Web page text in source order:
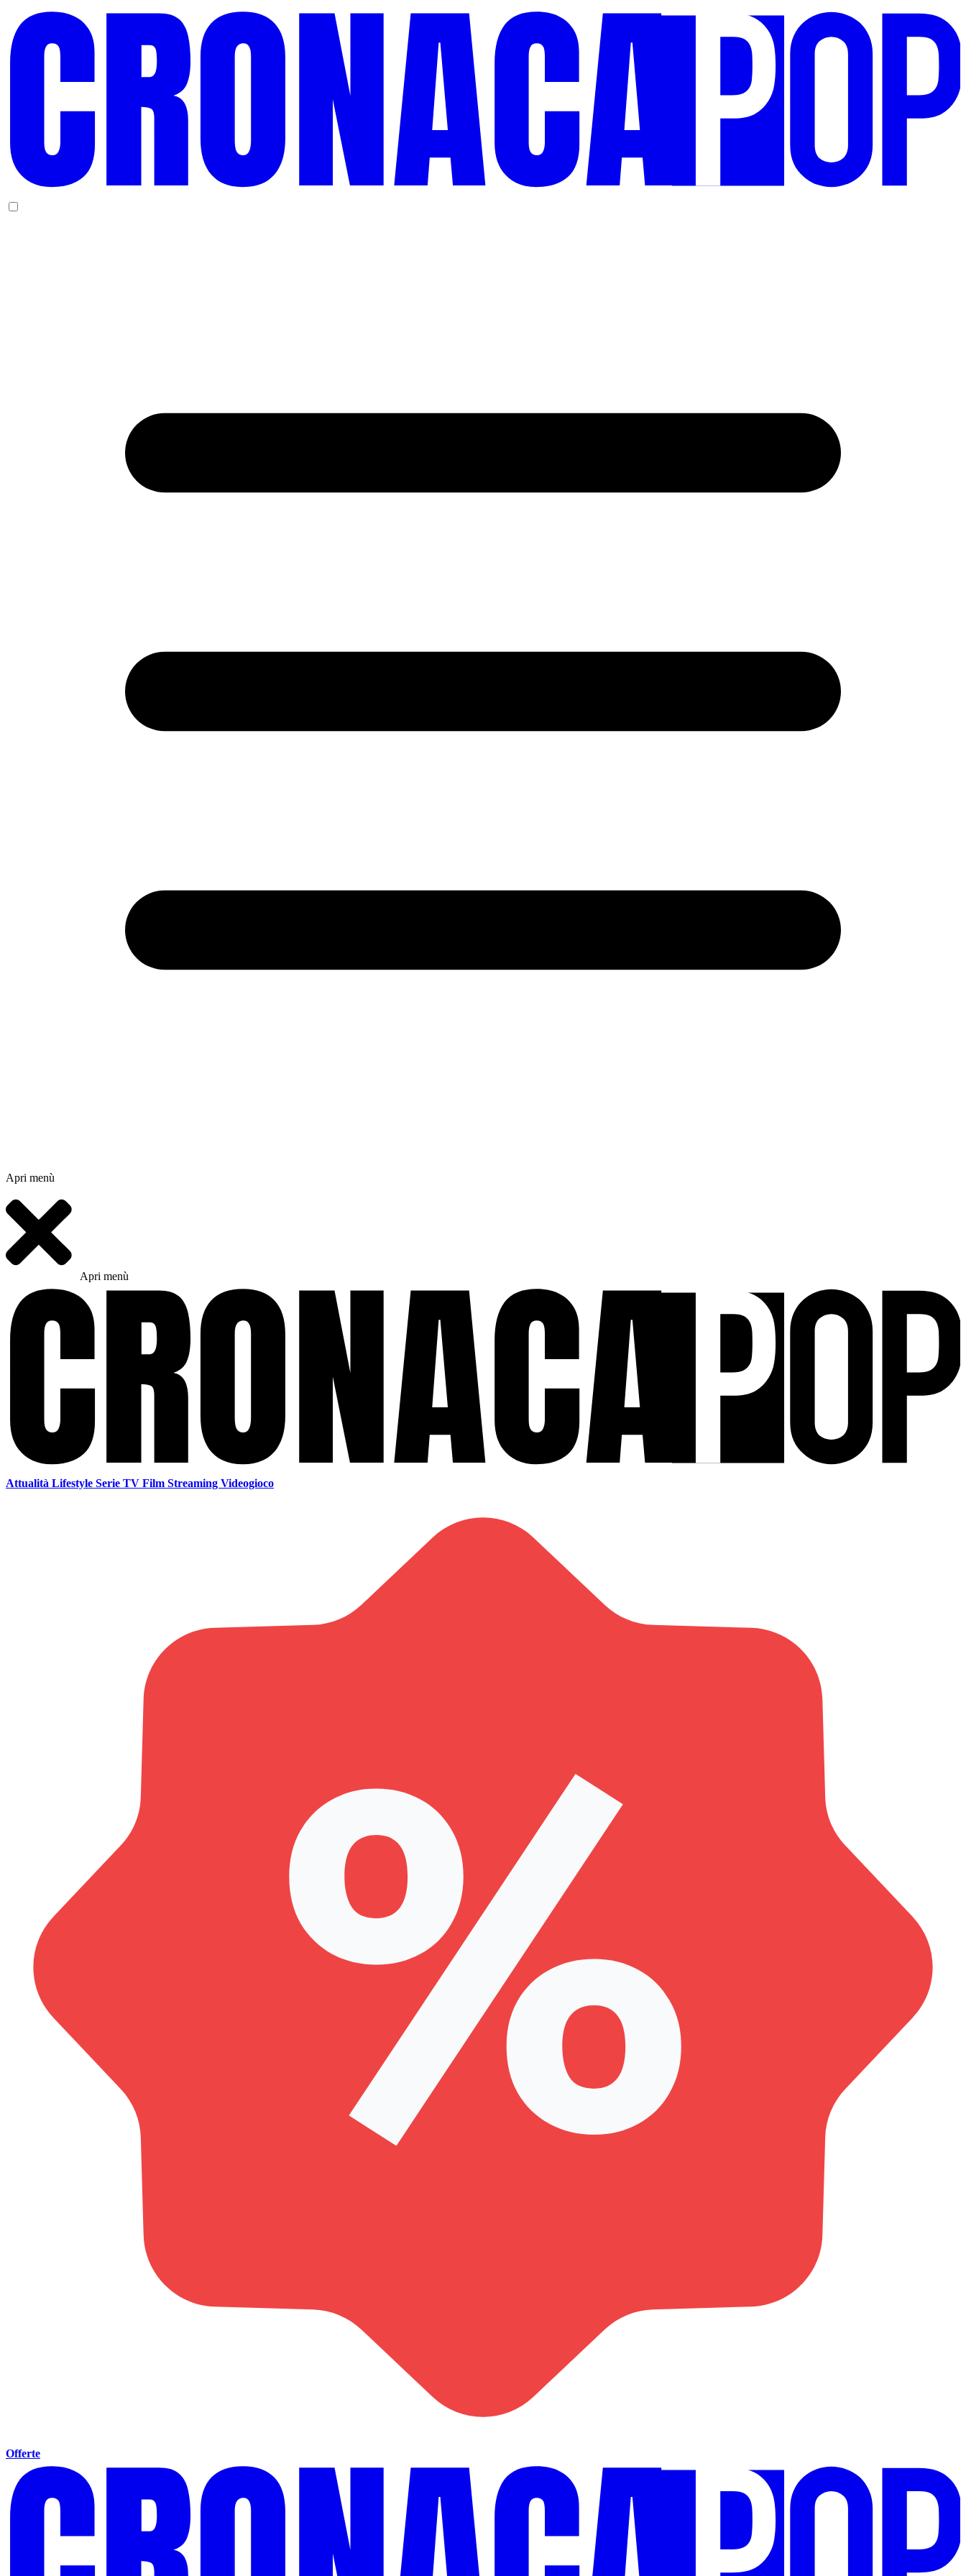
Apri menù
Apri menù
Attualità Lifestyle Serie TV Film Streaming Videogioco
Offerte